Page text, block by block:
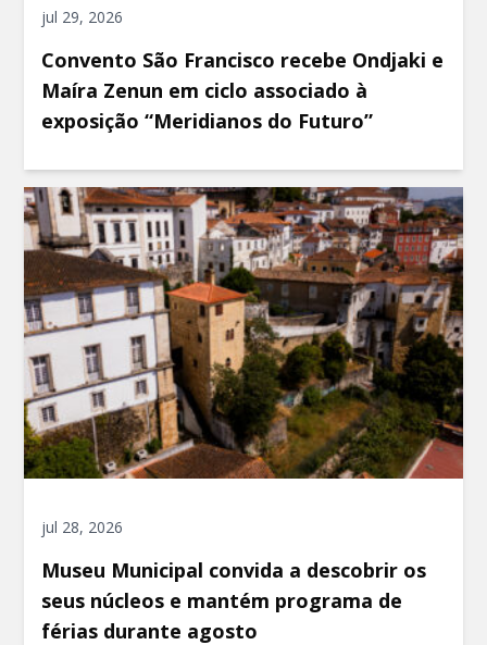
jul 29, 2026
Convento São Francisco recebe Ondjaki e
Maíra Zenun em ciclo associado à
exposição “Meridianos do Futuro”
jul 28, 2026
Museu Municipal convida a descobrir os
seus núcleos e mantém programa de
férias durante agosto